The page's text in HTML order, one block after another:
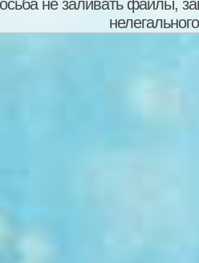
не заливать файлы,